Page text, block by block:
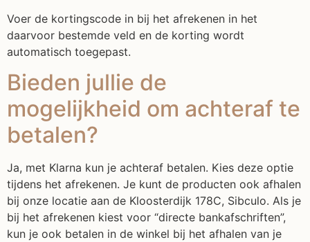
Voer de kortingscode in bij het afrekenen in het
daarvoor bestemde veld en de korting wordt
automatisch toegepast.
Bieden jullie de
mogelijkheid om achteraf te
betalen?
Ja, met Klarna kun je achteraf betalen. Kies deze optie
tijdens het afrekenen. Je kunt de producten ook afhalen
bij onze locatie aan de Kloosterdijk 178C, Sibculo. Als je
bij het afrekenen kiest voor “directe bankafschriften”,
kun je ook betalen in de winkel bij het afhalen van je